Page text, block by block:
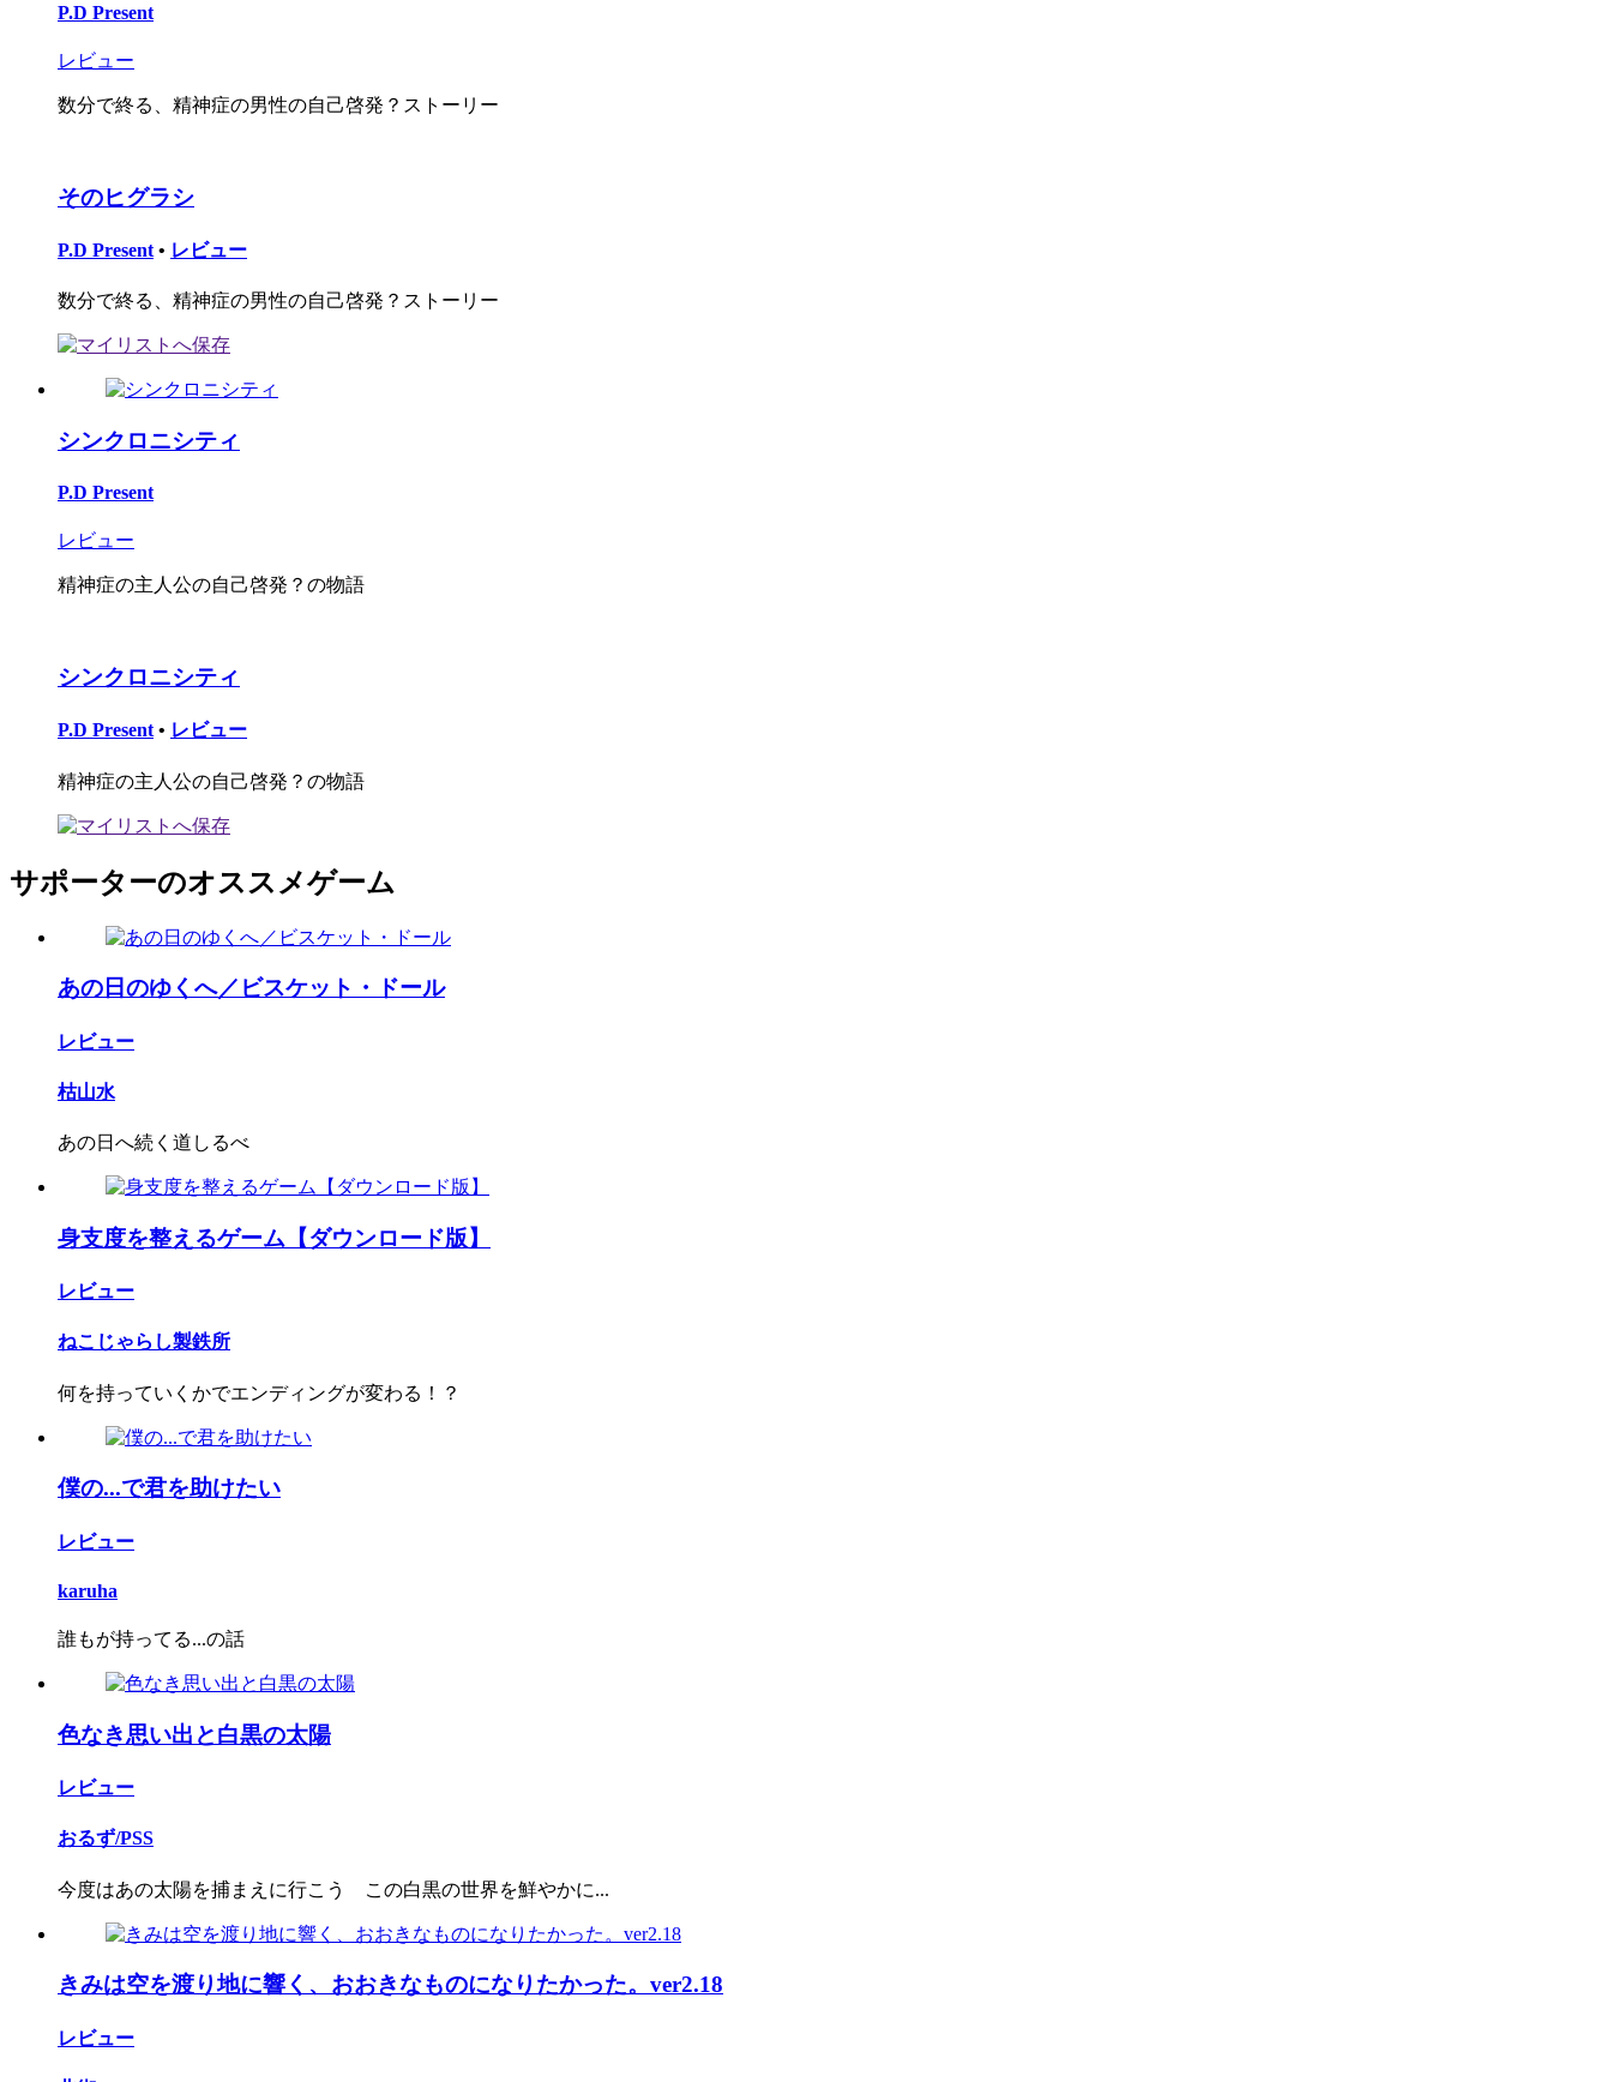
P.D Present
レビュー
数分で終る、精神症の男性の自己啓発？ストーリー
そのヒグラシ
P.D Present • レビュー
数分で終る、精神症の男性の自己啓発？ストーリー
シンクロニシティ
P.D Present
レビュー
精神症の主人公の自己啓発？の物語
シンクロニシティ
P.D Present • レビュー
精神症の主人公の自己啓発？の物語
サポーターのオススメゲーム
あの日のゆくへ／ビスケット・ドール
レビュー
枯山水
あの日へ続く道しるべ
身支度を整えるゲーム【ダウンロード版】
レビュー
ねこじゃらし製鉄所
何を持っていくかでエンディングが変わる！？
僕の...で君を助けたい
レビュー
karuha
誰もが持ってる...の話
色なき思い出と白黒の太陽
レビュー
おるず/PSS
今度はあの太陽を捕まえに行こう この白黒の世界を鮮やかに...
きみは空を渡り地に響く、おおきなものになりたかった。ver2.18
レビュー